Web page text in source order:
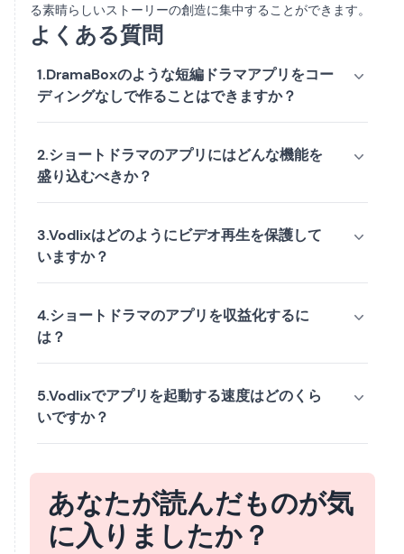
る素晴らしいストーリーの創造に集中することができます。
よくある質問
1.DramaBoxのような短編ドラマアプリをコー
ディングなしで作ることはできますか？
2.ショートドラマのアプリにはどんな機能を
盛り込むべきか？
3.Vodlixはどのようにビデオ再生を保護して
いますか？
4.ショートドラマのアプリを収益化するに
は？
5.Vodlixでアプリを起動する速度はどのくら
いですか？
あなたが読んだものが気
に入りましたか？